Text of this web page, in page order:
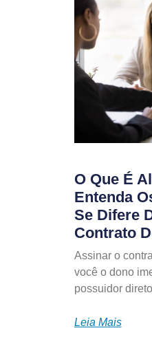
O Que É
Entenda
Se Difere
Contrato
Assinar o
você o dono
possuidor
Leia Mais